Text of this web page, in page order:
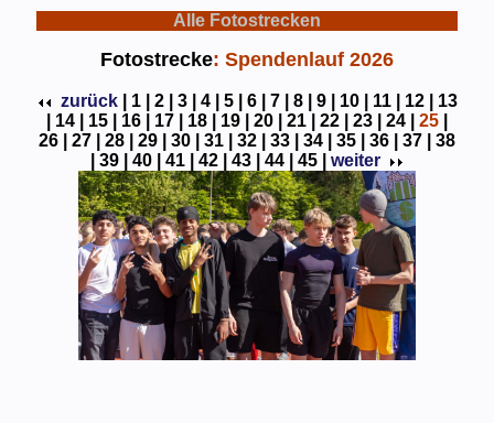
Alle Fotostrecken
Fotostrecke: Spendenlauf 2026
zurück 1 | 2 | 3 | 4 | 5 | 6 | 7 | 8 | 9 | 10 | 11 | 12 |
13
14 | 15 | 16 | 17 | 18 | 19 | 20 | 21 | 22 | 23 | 24 | 25
26 |
27 | 28 | 29 | 30 | 31 | 32 | 33 | 34 | 35 | 36 | 37 |
38
39 | 40 | 41 | 42 | 43 | 44 | 45 | weiter